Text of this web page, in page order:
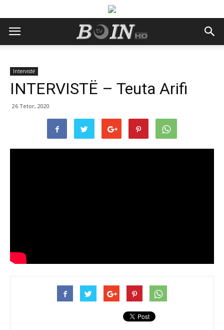
Intervistë
INTERVISTË – Teuta Arifi
26 Tetor, 2020